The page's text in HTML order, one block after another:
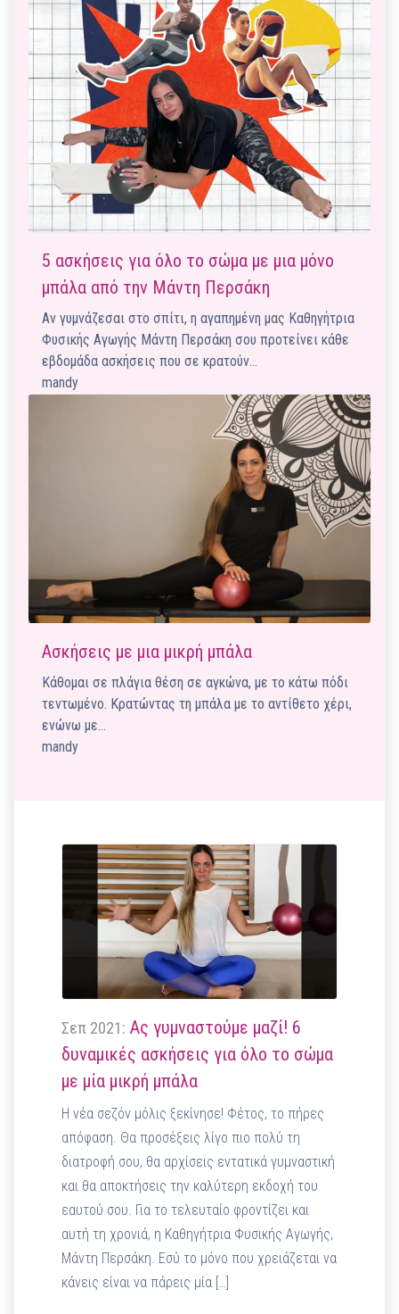
5 ασκήσεις για όλο το σώμα με μια μόνο
μπάλα από την Μάντη Περσάκη
Αν γυμνάζεσαι στο σπίτι, η αγαπημένη μας Καθηγήτρια
Φυσικής Αγωγής Μάντη Περσάκη σου προτείνει κάθε
εβδομάδα ασκήσεις που σε κρατούν…
mandy
Aσκήσεις με μια μικρή μπάλα
Κάθομαι σε πλάγια θέση σε αγκώνα, με το κάτω πόδι
τεντωμένο. Κρατώντας τη μπάλα με το αντίθετο χέρι,
ενώνω με…
mandy
Σεπ 2021: Ας γυμναστούμε μαζί! 6
δυναμικές ασκήσεις για όλο το σώμα
με μία μικρή μπάλα
Η νέα σεζόν μόλις ξεκίνησε! Φέτος, το πήρες
απόφαση. Θα προσέξεις λίγο πιο πολύ τη
διατροφή σου, θα αρχίσεις εντατικά γυμναστική
και θα αποκτήσεις την καλύτερη εκδοχή του
εαυτού σου. Για το τελευταίο φροντίζει και
αυτή τη χρονιά, η Καθηγήτρια Φυσικής Αγωγής,
Μάντη Περσάκη. Εσύ το μόνο που χρειάζεται να
κάνεις είναι να πάρεις μία […]